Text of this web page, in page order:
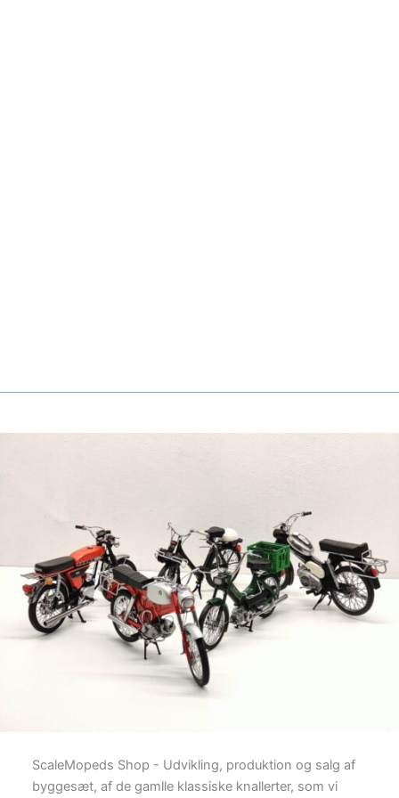
ScaleMopeds Shop - Udvikling, produktion og salg af
byggesæt, af de gamlle klassiske knallerter, som vi